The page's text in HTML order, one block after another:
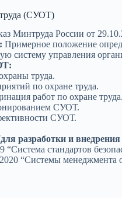
(СУОТ)
Минтруда России от
Примерное положение
систему управления
труда.
по охране труда.
работ по охране труда.
СУОТ.
СУОТ.
разработки и
стандартов
“Системы менеджмента